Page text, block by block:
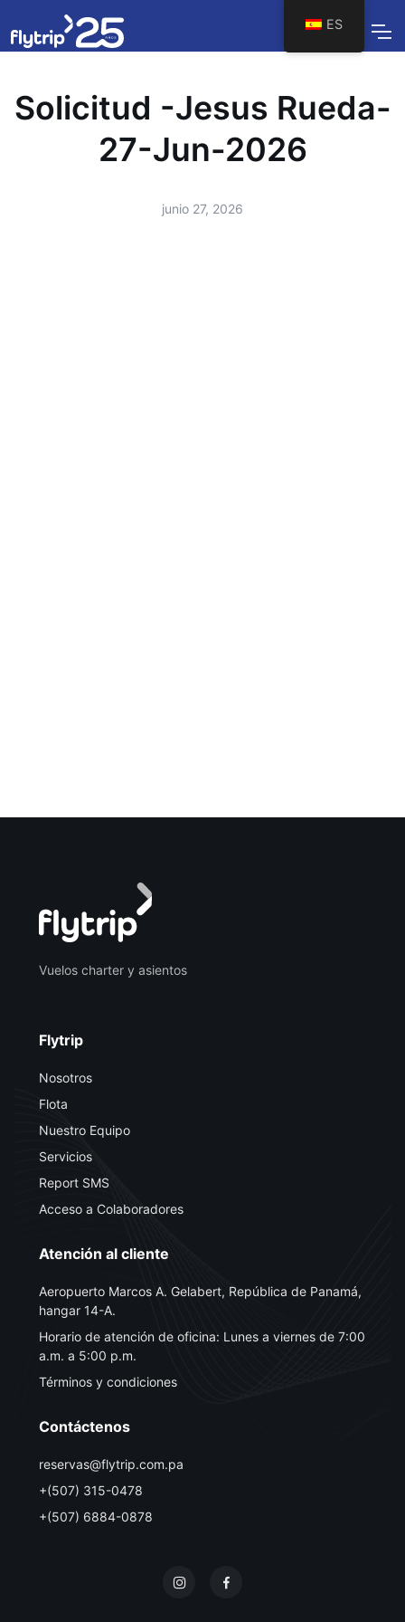
Solicitud -Jesus Rueda-
27-Jun-2026
junio 27, 2026
Vuelos charter y asientos
Flytrip
Nosotros
Flota
Nuestro Equipo
Servicios
Report SMS
Acceso a Colaboradores
Atención al cliente
Aeropuerto Marcos A. Gelabert, República de Panamá,
hangar 14-A.
Horario de atención de oficina: Lunes a viernes de 7:00
a.m. a 5:00 p.m.
Términos y condiciones
Contáctenos
reservas@flytrip.com.pa
+(507) 315-0478
+(507) 6884-0878
ES